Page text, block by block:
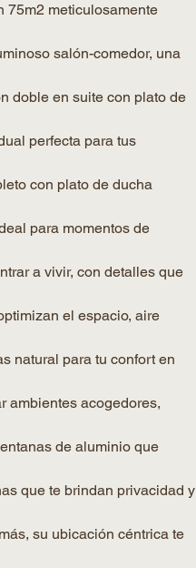
75m2 meticulosamente
salón-comedor, una
doble en suite con plato de
perfecta para tus
con plato de ducha
para momentos de
a vivir, con detalles que
el espacio, aire
natural para tu confort en
ambientes acogedores,
de aluminio que
que te brindan privacidad y
su ubicación céntrica te